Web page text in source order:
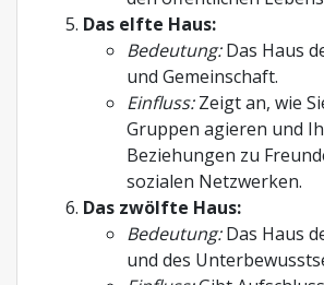
Das elfte Haus:
Bedeutung:Das Haus
und Gemeinschaft.
Einfluss:Zeigt an, wie
Gruppen agieren und
Beziehungen zu
sozialen Netzwerken.
Das zwölfte Haus:
Bedeutung:Das Haus
und des